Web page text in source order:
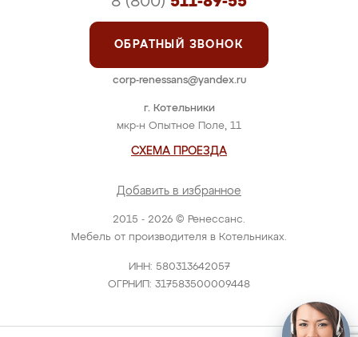
2015 - 2026 © Ренессанс.
Мебель от производителя в Котельниках.
ИНН: 580313642057
ОГРНИП: 317583500009448
г. Котельники
мкр-н Опытное Поле, 11
СХЕМА ПРОЕЗДА
Добавить в избранное
ОБРАТНЫЙ ЗВОНОК
corp-renessans@yandex.ru